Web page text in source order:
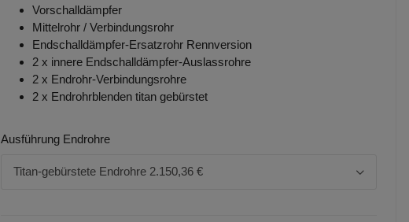
Vorschalldämpfer
Mittelrohr / Verbindungsrohr
Endschalldämpfer-Ersatzrohr Rennversion
2 x innere Endschalldämpfer-Auslassrohre
2 x Endrohr-Verbindungsrohre
2 x Endrohrblenden titan gebürstet
Ausführung Endrohre
Titan-gebürstete Endrohre 2.150,36 €